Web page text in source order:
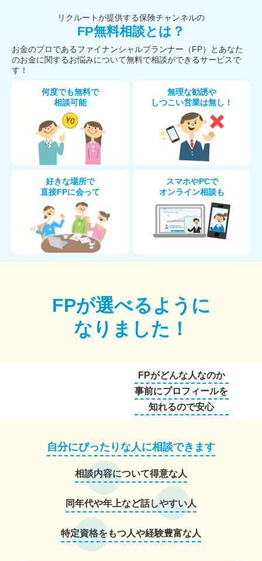
リクルートが提供する保険チャンネルの
FP無料相談とは？
お金のプロであるファイナンシャルプランナー（FP）とあなた
のお金に関するお悩みについて無料で相談ができるサービスで
す！
何度でも無料で
相談可能
無理な勧誘や
しつこい営業は無し！
好きな場所で
直接FPに会って
スマホやPCで
オンライン相談も
FPが選べるように
なりました！
FPがどんな人なのか
事前にプロフィールを
知れるので安心
自分にぴったりな人に相談できます
相談内容について得意な人
同年代や年上など話しやすい人
特定資格をもつ人や経験豊富な人